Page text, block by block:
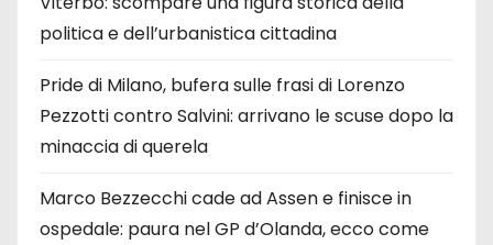
politica e dell’urbanistica cittadina
Pride di Milano, bufera sulle frasi di Lorenzo
Pezzotti contro Salvini: arrivano le scuse dopo la
minaccia di querela
Marco Bezzecchi cade ad Assen e finisce in
ospedale: paura nel GP d’Olanda, ecco come